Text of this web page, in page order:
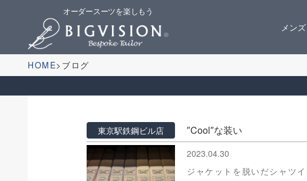
オーダースーツを楽しもう
メンズ
HOME ブログ
東京駅鉄鋼ビル店 ″Cool″な装い
2023.04.30
ジャケットを脱いだシャツ